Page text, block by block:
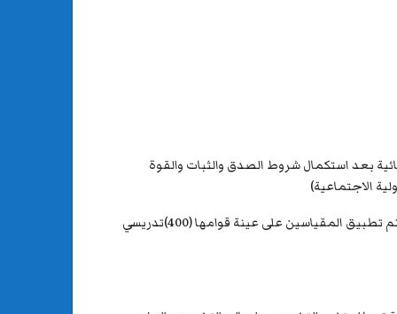
بعد استكمال شروط الصدق والثبات والقوة
وببدائل اجابة (تنطبق علي بدرجة كبيرة، تنطبق علي بدرجة معتدلة، تنطبق علي بدرجة قليلة، لا تنطبق علي اطلاقا) واستكمالا لذلك تم تطبيق المقياسين على عينة قوامها (400)تدريسي